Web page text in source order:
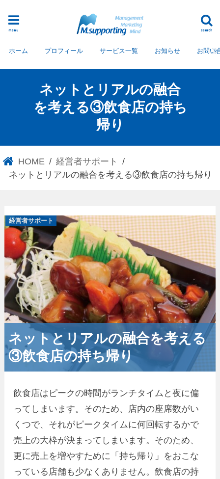
search
menu
ホーム プロフィール サービス一覧 お知らせ お問い
ネットとリアルの融合
を考える③飲食店の持ち
帰り
HOME
経営者サポート
ネットとリアルの融合を考える③飲食店の持ち帰り
経営者サポート
ネットとリアルの融合を考える
③飲食店の持ち帰り
飲食店はピークの時間がランチタイムと夜に偏
ってしまいます。そのため、店内の座席数がい
くつで、それがピークタイムに何回転するかで
売上の大枠が決まってしまいます。そのため、
更に売上を増やすために「持ち帰り」をおこな
っている店舗も少なくありません。飲食店の持